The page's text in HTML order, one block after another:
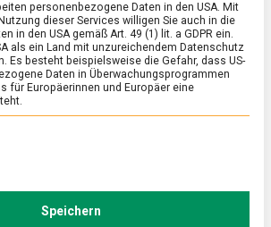
/FEATURED
voller Crema
Burrata,
am italienische Stiefelabsatz
Köstlichkeiten wie Burrata.
personenbezogene Daten in den USA. Mit
dieser Services willigen Sie auch in die
in den USA gemäß Art. 49 (1) lit. a GDPR ein.
als ein Land mit unzureichendem Datenschutz
Es besteht beispielsweise die Gefahr, dass US-
Daten in Überwachungsprogrammen
für Europäerinnen und Europäer eine
der Service-Gruppen, für die eine
Speichern